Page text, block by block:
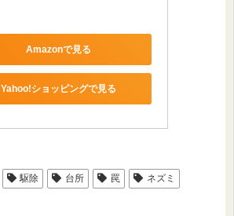
Amazonで見る
Yahoo!ショッピングで見る
駆除 台所 罠
ネズミ